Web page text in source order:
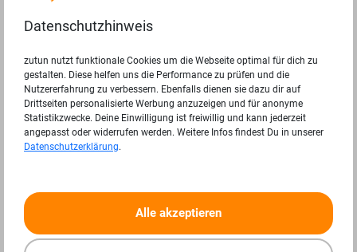
Deine Suchanfrage in Feldkirch ergab leider keine
Ergebnisse.
Datenschutzhinweis
zutun nutzt funktionale Cookies um die Webseite optimal für dich zu
gestalten. Diese helfen uns die Performance zu prüfen und die
Nutzererfahrung zu verbessern. Ebenfalls dienen sie dazu dir auf
Drittseiten personalisierte Werbung anzuzeigen und für anonyme
Statistikzwecke. Deine Einwilligung ist freiwillig und kann jederzeit
angepasst oder widerrufen werden. Weitere Infos findest Du in unserer
Datenschutzerklärung.
Alle akzeptieren